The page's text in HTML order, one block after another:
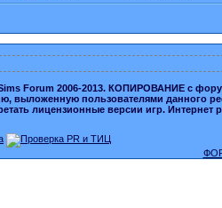
Forum 2006-2013. КОПИРОВАНИЕ с
выложенную пользователями данного
лицензионные версии игр.